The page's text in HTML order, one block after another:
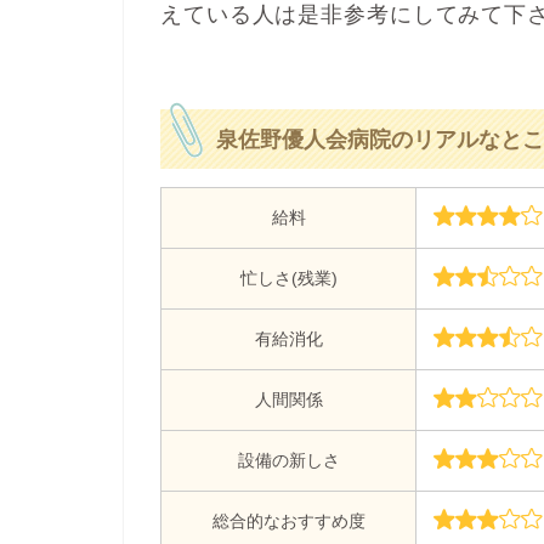
えている人は是非参考にしてみて下
泉佐野優人会病院のリアルなと
給料
忙しさ(残業)
有給消化
人間関係
設備の新しさ
総合的なおすすめ度